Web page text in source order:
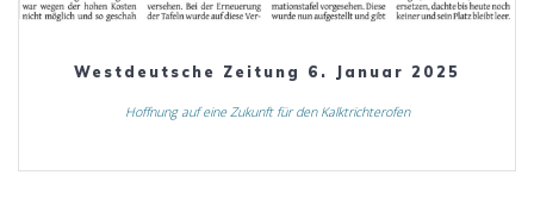
Westdeutsche Zeitung 6. Januar 2025
Hoffnung auf eine Zukunft für den Kalktrichterofen